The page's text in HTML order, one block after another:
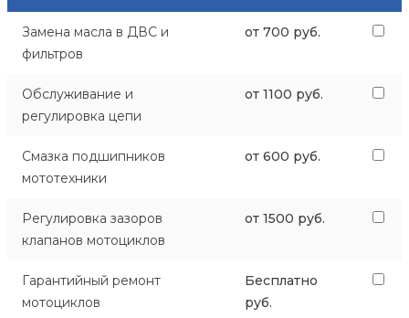
Замена масла в ДВС и
фильтров
от 700 руб.
Обслуживание и
регулировка цепи
от 1100 руб.
Смазка подшипников
мототехники
от 600 руб.
Регулировка зазоров
клапанов мотоциклов
от 1500 руб.
Гарантийный ремонт
мотоциклов
Бесплатно
руб.